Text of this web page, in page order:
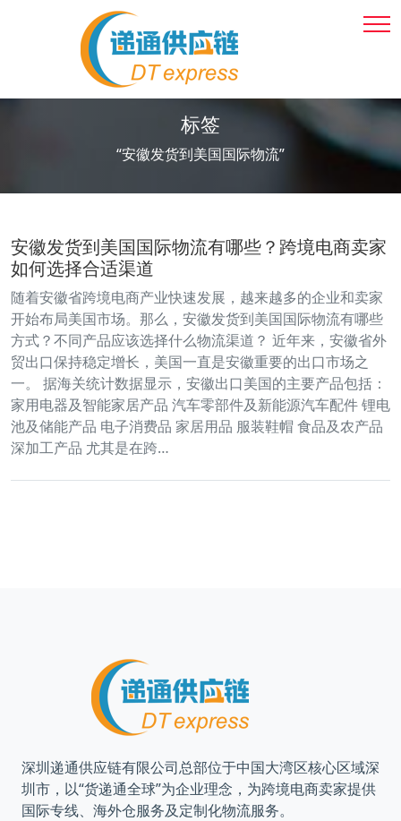
标签
“安徽发货到美国国际物流”
安徽发货到美国国际物流有哪些？跨境电商卖家
如何选择合适渠道
随着安徽省跨境电商产业快速发展，越来越多的企业和卖家
开始布局美国市场。那么，安徽发货到美国国际物流有哪些
方式？不同产品应该选择什么物流渠道？ 近年来，安徽省外
贸出口保持稳定增长，美国一直是安徽重要的出口市场之
一。 据海关统计数据显示，安徽出口美国的主要产品包括：
家用电器及智能家居产品 汽车零部件及新能源汽车配件 锂电
池及储能产品 电子消费品 家居用品 服装鞋帽 食品及农产品
深加工产品 尤其是在跨…
深圳递通供应链有限公司总部位于中国大湾区核心区域深
圳市，以“货递通全球”为企业理念，为跨境电商卖家提供
国际专线、海外仓服务及定制化物流服务。